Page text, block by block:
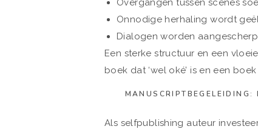
Overgangen tussen scènes
Onnodige herhaling wordt
Dialogen worden
Een sterke structuur en een
boek dat ‘wel oké’ is en een
MANUSCRIPTBEGELEIDING:
Als selfpublishing auteur